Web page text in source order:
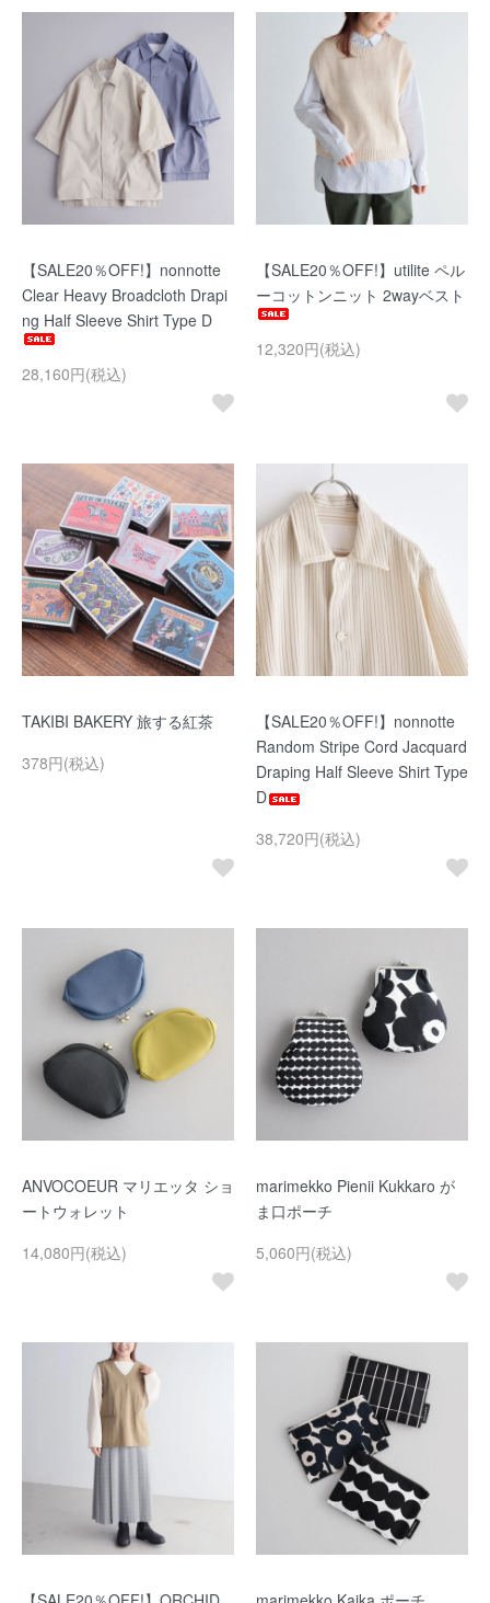
【SALE20％OFF!】nonnotte
Clear Heavy Broadcloth Drapi
ng Half Sleeve Shirt Type D
28,160円(税込)
【SALE20％OFF!】utilite ペル
ーコットンニット 2wayベスト
12,320円(税込)
TAKIBI BAKERY 旅する紅茶
378円(税込)
【SALE20％OFF!】nonnotte
Random Stripe Cord Jacquard
Draping Half Sleeve Shirt Type
D
38,720円(税込)
ANVOCOEUR マリエッタ ショ
ートウォレット
14,080円(税込)
marimekko Pienii Kukkaro が
ま口ポーチ
5,060円(税込)